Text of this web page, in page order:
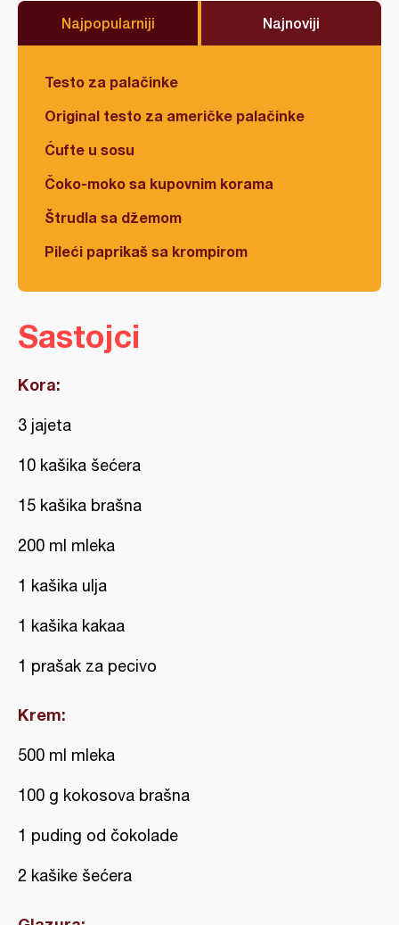
Najpopularniji Najnoviji
Testo za palačinke
Original testo za američke palačinke
Ćufte u sosu
Čoko-moko sa kupovnim korama
Štrudla sa džemom
Pileći paprikaš sa krompirom
Sastojci
Kora:
3 jajeta
10 kašika šećera
15 kašika brašna
200 ml mleka
1 kašika ulja
1 kašika kakaa
1 prašak za pecivo
Krem:
500 ml mleka
100 g kokosova brašna
1 puding od čokolade
2 kašike šećera